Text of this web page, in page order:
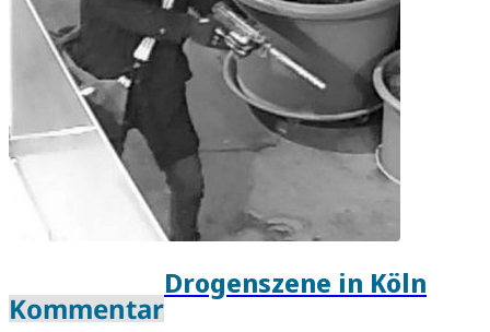
Kommentar
Drogenszene in Köln